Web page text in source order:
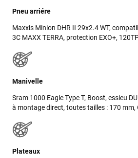
Pneu arriére
Maxxis Minion DHR II 29x2.4 WT,
3C MAXX TERRA, protection EXO+,
Manivelle
Sram 1000 Eagle Type T, Boost, essieu
à montage direct, toutes tailles : 170 mm,
Plateaux